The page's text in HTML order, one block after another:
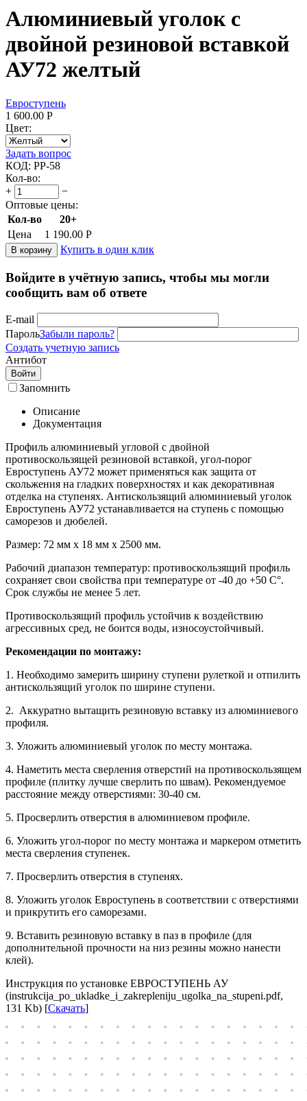
Алюминиевый уголок с
двойной резиновой вставкой
АУ72 желтый
Евроступень
1 600.00 Р
Цвет:
Задать вопрос
КОД: PP-58
Кол-во:
+
−
Оптовые цены:
Кол-во
20+
Цена
1 190.00 Р
В корзину Купить в один клик
Войдите в учётную запись, чтобы мы могли
сообщить вам об ответе
E-mail
ПарольЗабыли пароль?
Создать учетную запись
Антибот
Войти
Запомнить
Описание
Документация
Профиль алюминиевый угловой с двойной
противоскользящей резиновой вставкой, угол-порог
Евроступень АУ72 может применяться как защита от
скольжения на гладких поверхностях и как декоративная
отделка на ступенях. Антискользящий алюминиевый уголок
Евроступень АУ72 устанавливается на ступень с помощью
саморезов и дюбелей.
Размер: 72 мм х 18 мм х 2500 мм.
Рабочий диапазон температур: противоскользящий профиль
сохраняет свои свойства при температуре от -40 до +50 С°.
Срок службы не менее 5 лет.
Противоскользящий профиль устойчив к воздействию
агрессивных сред, не боится воды, износоустойчивый.
Рекомендации по монтажу:
1. Необходимо замерить ширину ступени рулеткой и отпилить
антискользящий уголок по ширине ступени.
2. Аккуратно вытащить резиновую вставку из алюминиевого
профиля.
3. Уложить алюминиевый уголок по месту монтажа.
4. Наметить места сверления отверстий на противоскользящем
профиле (плитку лучше сверлить по швам). Рекомендуемое
расстояние между отверстиями: 30-40 см.
5. Просверлить отверстия в алюминиевом профиле.
6. Уложить угол-порог по месту монтажа и маркером отметить
места сверления ступенек.
7. Просверлить отверстия в ступенях.
8. Уложить уголок Евроступень в соответствии с отверстиями
и прикрутить его саморезами.
9. Вставить резиновую вставку в паз в профиле (для
дополнительной прочности на низ резины можно нанести
клей).
Инструкция по установке ЕВРОСТУПЕНЬ АУ
(instrukcija_po_ukladke_i_zakrepleniju_ugolka_na_stupeni.pdf,
131 Kb) [Скачать]